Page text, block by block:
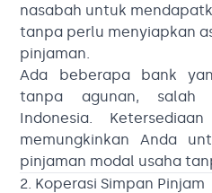
nasabah untuk
tanpa perlu menyiapkan
pinjaman.
Ada beberapa bank
tanpa agunan, salah
Indonesia.
memungkinkan Anda
pinjaman modal usaha
2. Koperasi Simpan Pinjam